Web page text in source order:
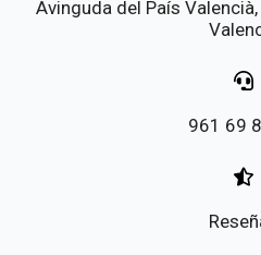
Avinguda del País
961 69